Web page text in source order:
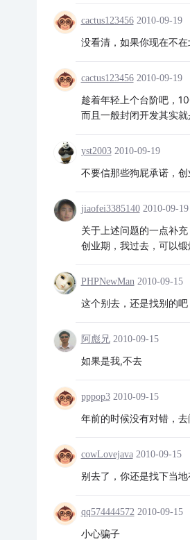
cactus123456 2010-09-19
没看清，如果你现在不
cactus123456 2010-09-19
趁着年轻上个台阶吧，
而且一般封闭开发其实
yst2003 2010-09-19
不要信那些狗屁承诺，
jiaofei3385140 2010-09-19
关于上述问题的一点补
创业期，我过去，可以锻
PHPNewMan 2010-09-15
这个别去，还是找别的吧
阿彪兄 2010-09-15
如果是我,不去
pppop3 2010-09-15
年前的时候没有对错，
cowLovejava 2010-09-15
别去了，你还是找下当
qq574444572 2010-09-15
小心骗子